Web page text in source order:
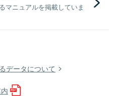
マニュアルを掲載していま
データについて